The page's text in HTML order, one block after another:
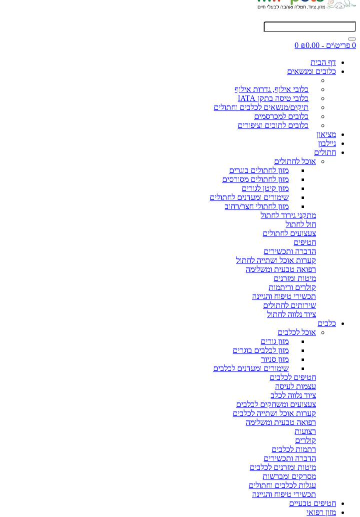
0 פריט\ים - ₪0.00
0
דף הבית
כלובים ומנשאים
כלובי אילוף, גדרות אילוף
כלובי טיסה בתקן IATA
תיקים/מנשאים לכלבים וחתולים
כלובים למכרסמים
כלובים לתוכים וציפורים
מציאון
ניילבון
חתולים
אוכל לחתולים
מזון לחתולים בוגרים
מזון לחתולים מסורסים
מזון קיטן לגורים
שימורים ומעדנים לחתולים
מזון לחתולי חצר/רחוב
מתקני גירוד לחתול
חול לחתול
צעצועים לחתולים
חטיפים
הדברה ותכשירים
קערות אוכל ושתייה לחתול
רפואה טבעית ומשלימה
מיטות ומזרנים
קולרים וריתמות
תכשירי טיפוח והגיינה
שירותים לחתולים
ציוד נלווה לחתול
כלבים
אוכל לכלבים
מזון גורים
מזון לכלבים בוגרים
מזון סניור
שימורים ומעדנים לכלבים
חטיפים לכלבים
עצמות לעיסה
ציוד נלווה לכלב
צעצועים ומשחקים לכלבים
קערות אוכל ושתייה לכלבים
רפואה טבעית ומשלימה
רצועות
קולרים
רתמות לכלבים
הדברה ותכשירים
מיטות ומזרנים לכלבים
מסרקים ומברשות
עגלות לכלבים וחתולים
תכשירי טיפוח והגיינה
חטיפים טבעיים
מזון רפואי